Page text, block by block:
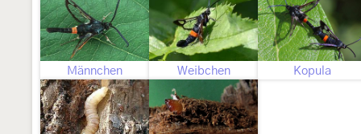
Männchen Weibchen Kopula